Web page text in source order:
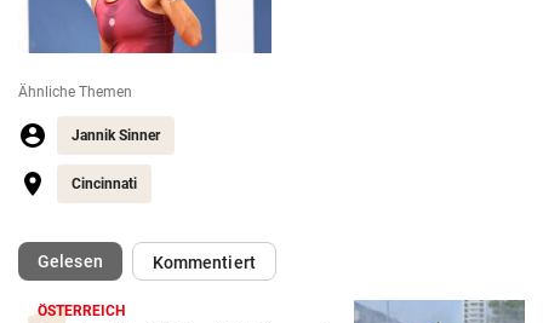
Ähnliche Themen
Jannik Sinner
Cincinnati
Gelesen(ausgewählt)Kommentiert
ÖSTERREICH